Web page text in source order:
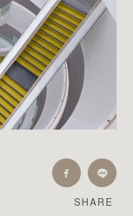
SHARE